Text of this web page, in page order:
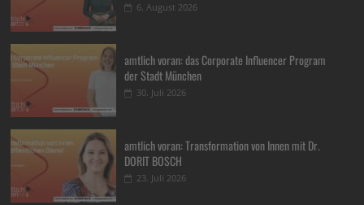
6. August 2026
amtlich voran: das Corporate Influencer Program
der Stadt München
30. Juli 2026
amtlich voran: Transformation von Innen mit Dr.
DORIT BOSCH
23. Juli 2026